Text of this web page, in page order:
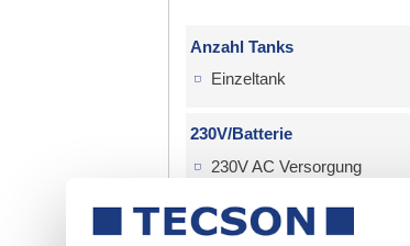
Anzahl Tanks
Einzeltank
230V/Batterie
230V AC Versorgung